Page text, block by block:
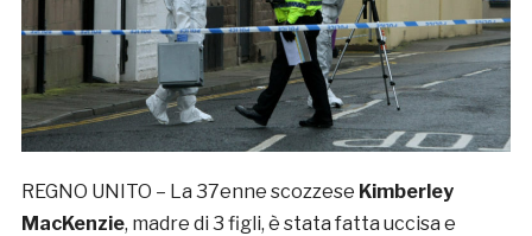
REGNO UNITO – La 37enne scozzese Kimberley
MacKenzie, madre di 3 figli, è stata fatta uccisa e